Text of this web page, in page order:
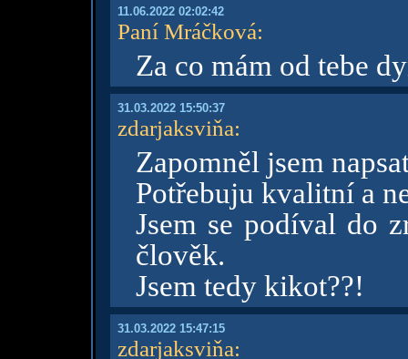
11.06.2022 02:02:42
Paní Mráčková:
Za co mám od tebe
31.03.2022 15:50:37
zdarjaksviňa:
Zapomněl jsem
Potřebuju kvalitní a
Jsem se podíval do
člověk.
Jsem tedy kikot??!
31.03.2022 15:47:15
zdarjaksviňa: